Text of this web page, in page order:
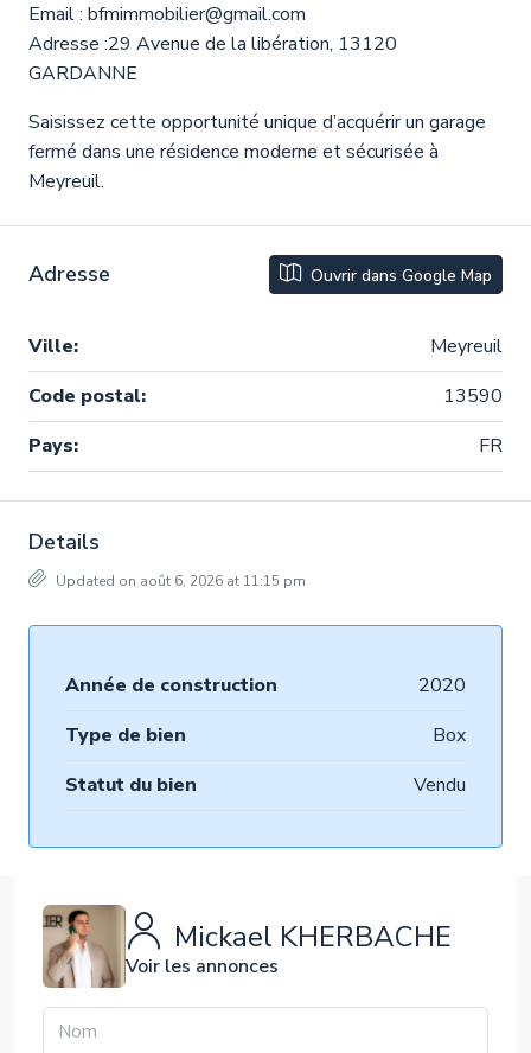
Email : bfmimmobilier@gmail.com
Adresse :29 Avenue de la libération, 13120
GARDANNE
Saisissez cette opportunité unique d’acquérir un garage
fermé dans une résidence moderne et sécurisée à
Meyreuil.
Adresse Ouvrir dans Google Map
Ville:
Meyreuil
Code postal:
13590
Pays:
FR
Details
Updated on août 6, 2026 at 11:15 pm
Année de construction
2020
Type de bien
Box
Statut du bien
Vendu
Mickael KHERBACHE
Voir les annonces